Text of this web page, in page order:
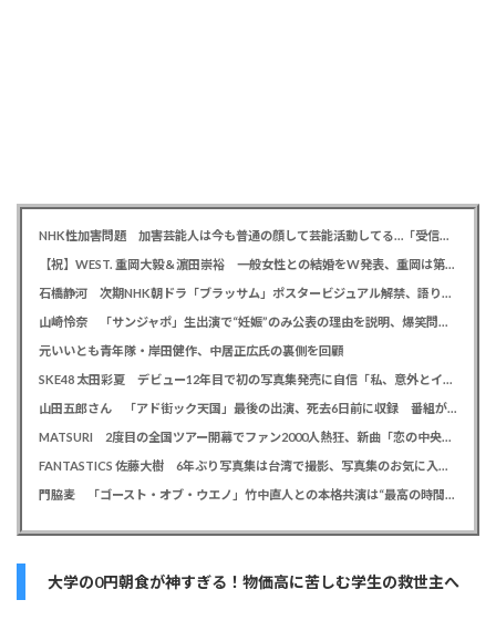
NHK性加害問題 加害芸能人は今も普通の顔して芸能活動してる…「受信料を取るくらいなら詳細を伝えよ」視聴者からは批判の声
【祝】WEST. 重岡大毅＆濵田崇裕 一般女性との結婚をW発表、重岡は第1子誕生も報告
石橋静河 次期NHK朝ドラ「ブラッサム」ポスタービジュアル解禁、語りは三條雅幸アナウンサー
山崎怜奈 「サンジャポ」生出演で“妊娠”のみ公表の理由を説明、爆笑問題には「お祝い待ってます」
元いいとも青年隊・岸田健作、中居正広氏の裏側を回顧
SKE48 太田彩夏 デビュー12年目で初の写真集発売に自信「私、意外とイイ！」、勝負カットはベッド上のヌーディーな姿
山田五郎さん 「アド街ック天国」最後の出演、死去6日前に収録 番組が感謝「天国の五郎さんへ」
MATSURI 2度目の全国ツアー開幕でファン2000人熱狂、新曲「恋の中央線」も初披露「この曲で売れたいよ！」
FANTASTICS 佐藤大樹 6年ぶり写真集は台湾で撮影、写真集のお気に入りカットは「両親に見られるの恥ずかしい」
門脇麦 「ゴースト・オブ・ウエノ」竹中直人との本格共演は“最高の時間”「台本よりたくさんしゃべってた」
大学の0円朝食が神すぎる！物価高に苦しむ学生の救世主へ